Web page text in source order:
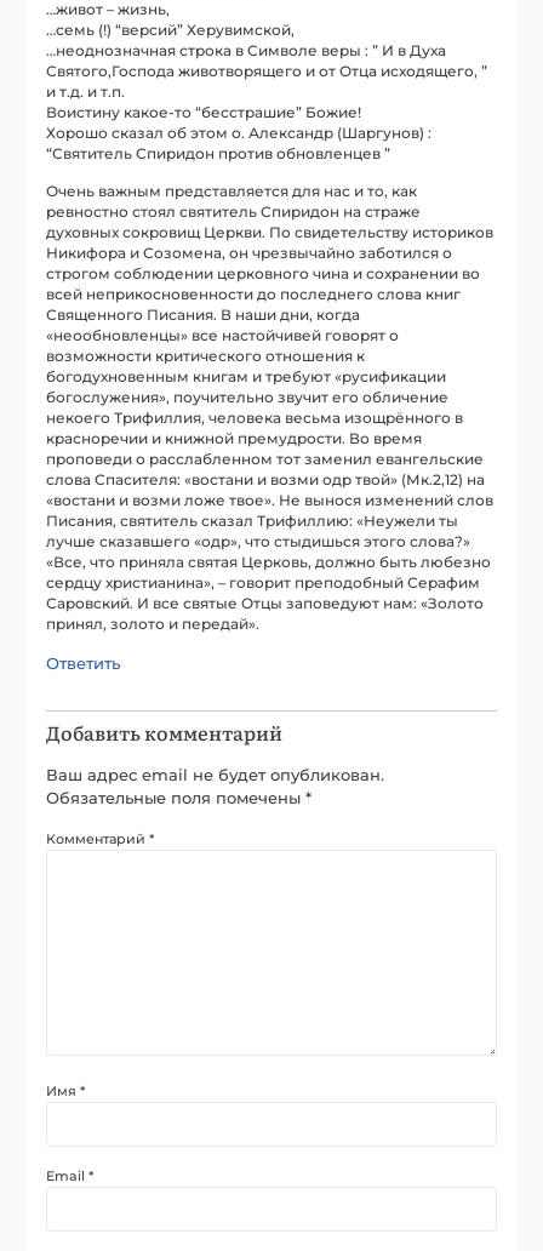
…живот – жизнь,
…семь (!) “версий” Херувимской,
…неоднозначная строка в Символе веры : ” И в Духа
Святого,Господа животворящего и от Отца исходящего, ”
и т.д. и т.п.
Воистину какое-то “бесстрашие” Божие!
Хорошо сказал об этом о. Александр (Шаргунов) :
“Святитель Спиридон против обновленцев ”
Очень важным представляется для нас и то, как
ревностно стоял святитель Спиридон на страже
духовных сокровищ Церкви. По свидетельству историков
Никифора и Созомена, он чрезвычайно заботился о
строгом соблюдении церковного чина и сохранении во
всей неприкосновенности до последнего слова книг
Священного Писания. В наши дни, когда
«неообновленцы» все настойчивей говорят о
возможности критического отношения к
богодухновенным книгам и требуют «русификации
богослужения», поучительно звучит его обличение
некоего Трифиллия, человека весьма изощрённого в
красноречии и книжной премудрости. Во время
проповеди о расслабленном тот заменил евангельские
слова Спасителя: «востани и возми одр твой» (Мк.2,12) на
«востани и возми ложе твое». Не вынося изменений слов
Писания, святитель сказал Трифиллию: «Неужели ты
лучше сказавшего «одр», что стыдишься этого слова?»
«Все, что приняла святая Церковь, должно быть любезно
сердцу христианина», – говорит преподобный Серафим
Саровский. И все святые Отцы заповедуют нам: «Золото
принял, золото и передай».
Ответить
Добавить комментарий
Ваш адрес email не будет опубликован.
Обязательные поля помечены*
Комментарий*
Имя*
Email*